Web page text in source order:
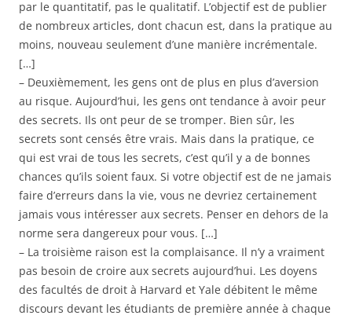
par le quantitatif, pas le qualitatif. L’objectif est de publier
de nombreux articles, dont chacun est, dans la pratique au
moins, nouveau seulement d’une manière incrémentale.
[…]
– Deuxièmement, les gens ont de plus en plus d’aversion
au risque. Aujourd’hui, les gens ont tendance à avoir peur
des secrets. Ils ont peur de se tromper. Bien sûr, les
secrets sont censés être vrais. Mais dans la pratique, ce
qui est vrai de tous les secrets, c’est qu’il y a de bonnes
chances qu’ils soient faux. Si votre objectif est de ne jamais
faire d’erreurs dans la vie, vous ne devriez certainement
jamais vous intéresser aux secrets. Penser en dehors de la
norme sera dangereux pour vous. […]
– La troisième raison est la complaisance. Il n’y a vraiment
pas besoin de croire aux secrets aujourd’hui. Les doyens
des facultés de droit à Harvard et Yale débitent le même
discours devant les étudiants de première année à chaque